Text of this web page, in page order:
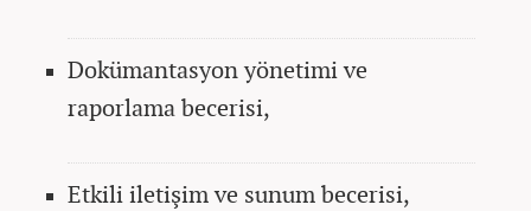
Dokümantasyon yönetimi ve
raporlama becerisi,
Etkili iletişim ve sunum becerisi,